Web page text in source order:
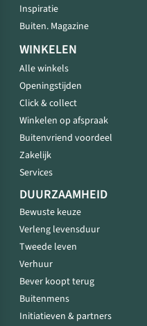
Inspiratie
Buiten. Magazine
WINKELEN
Alle winkels
Openingstijden
Click & collect
Winkelen op afspraak
Buitenvriend voordeel
Zakelijk
Services
DUURZAAMHEID
Bewuste keuze
Verleng levensduur
Tweede leven
Verhuur
Bever koopt terug
Buitenmens
Initiatieven & partners